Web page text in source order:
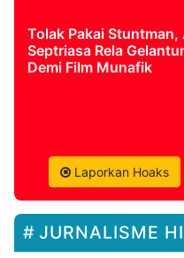
Tolak Pakai Stuntman,
Septriasa Rela
Demi Film Munafik
Laporkan Hoaks
JURNALISME